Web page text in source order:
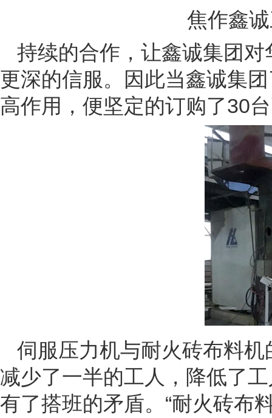
焦作鑫
持续的合作，让鑫诚集团
更深的信服。因此当鑫诚集
高作用，便坚定的订购了30
伺服压力机与耐火砖布料
减少了一半的工人，降低了
有了搭班的矛盾。“耐火砖布